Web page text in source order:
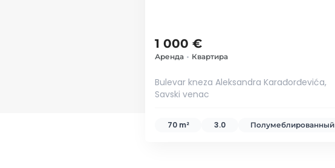
1 000 €
Аренда • Квартира
Bulevar kneza Aleksandra Karađorđevića,
Savski venac
70 m² 3.0 Полумеблированный